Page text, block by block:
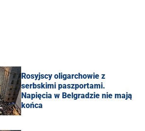
Rosyjscy oligarchowie z
serbskimi paszportami.
Napięcia w Belgradzie nie mają
końca